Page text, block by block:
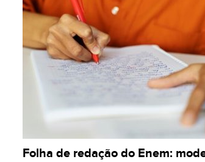
Folha de redação do Enem: